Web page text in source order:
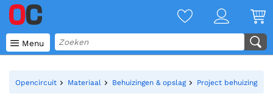
 Menu
Opencircuit Materiaal Behuizingen & opslag Project behuizingen